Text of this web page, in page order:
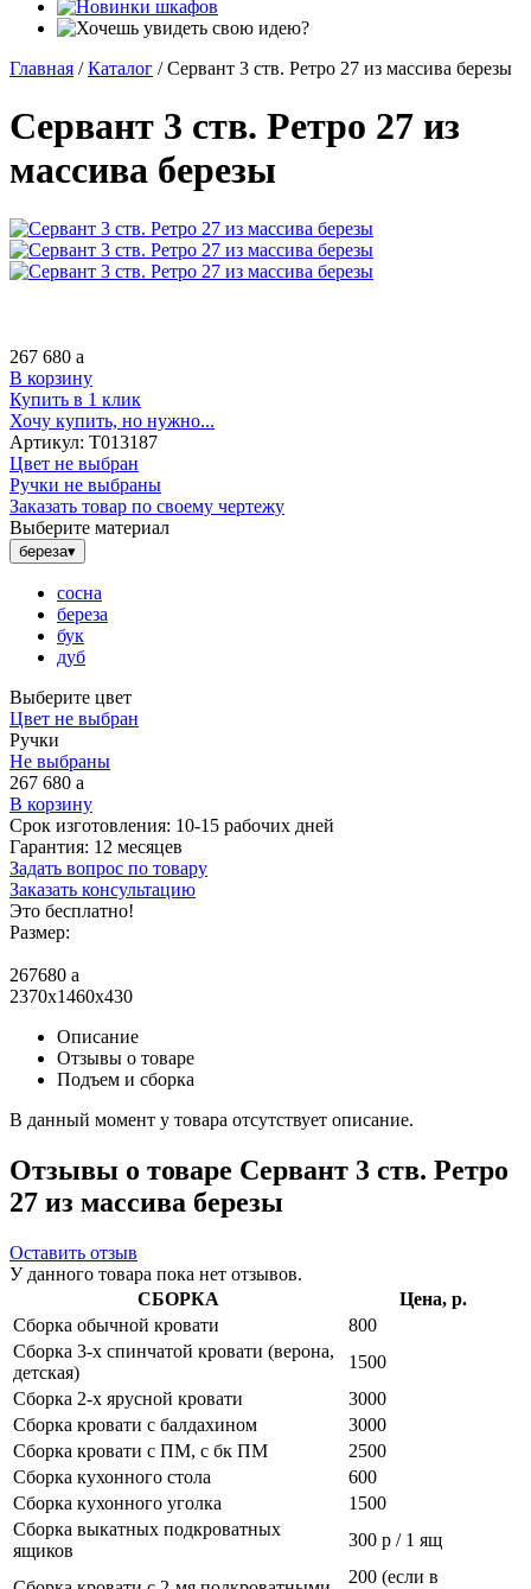
Главная / Каталог / Сервант 3 ств. Ретро 27 из массива березы
Сервант 3 ств. Ретро 27 из
массива березы
267 680 a
В корзину
Купить в 1 клик
Хочу купить, но нужно...
Артикул: Т013187
Цвет не выбран
Ручки не выбраны
Заказать товар по своему чертежу
Выберите материал
береза▾
сосна
береза
бук
дуб
Выберите цвет
Цвет не выбран
Ручки
Не выбраны
267 680 a
В корзину
Срок изготовления: 10-15 рабочих дней
Гарантия: 12 месяцев
Задать вопрос по товару
Заказать консультацию
Это бесплатно!
Размер:
267680 a
2370x1460x430
Описание
Отзывы о товаре
Подъем и сборка
В данный момент у товара отсутствует описание.
Отзывы о товаре Сервант 3 ств. Ретро
27 из массива березы
Оставить отзыв
У данного товара пока нет отзывов.
СБОРКА
Цена, р.
Сборка обычной кровати
800
Сборка 3-х спинчатой кровати (верона,
детская)
1500
Сборка 2-х ярусной кровати
3000
Сборка кровати с балдахином
3000
Сборка кровати с ПМ, с бк ПМ
2500
Сборка кухонного стола
600
Сборка кухонного уголка
1500
Сборка выкатных подкроватных
ящиков
300 р / 1 ящ
200 (если в